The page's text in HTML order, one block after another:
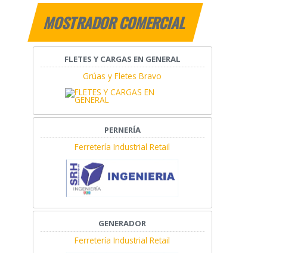
MOSTRADOR COMERCIAL
FLETES Y CARGAS EN GENERAL
Grúas y Fletes Bravo
PERNERÍA
Ferretería Industrial Retail
GENERADOR
Ferretería Industrial Retail